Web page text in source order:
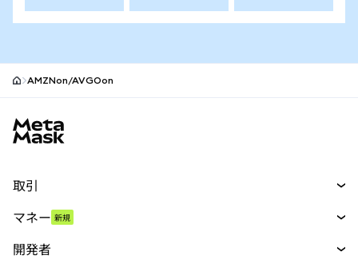
AMZNon/AVGOon
取引
パーペチュアル
マネー 新規
開発者